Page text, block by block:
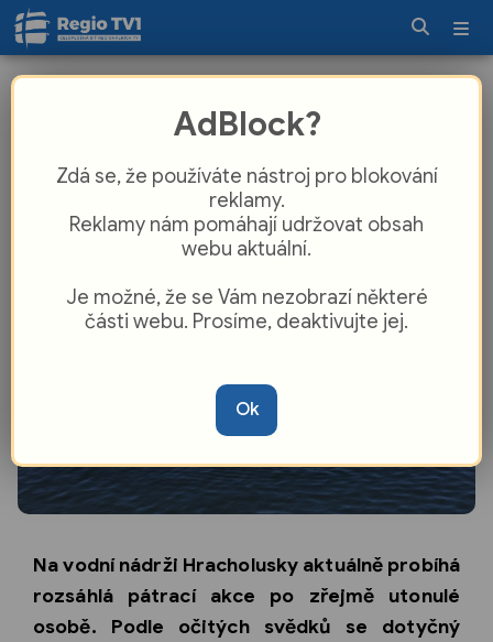
zmizelém mladíkovi pátrá speciální
Na vodní nádrži Hracholusky aktuálně probíhá
rozsáhlá pátrací akce po zřejmě utonulé
osobě. Podle očitých svědků se dotyčný
AdBlock?
Zdá se, že používáte nástroj pro blokování
reklamy.
Reklamy nám pomáhají udržovat obsah
webu aktuální.
Je možné, že se Vám nezobrazí některé
části webu. Prosíme, deaktivujte jej.
Ok